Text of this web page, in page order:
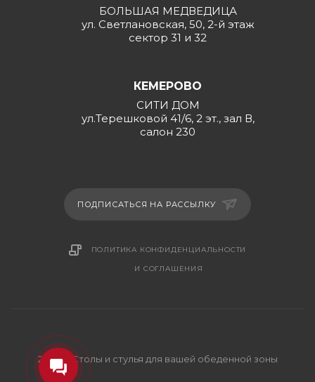
БОЛЬШАЯ МЕДВЕДИЦА
ул. Светлановская, 50, 2-й этаж
сектор 31 и 32
КЕМЕРОВО
СИТИ ДОМ
ул.Терешковой 41/6, 2 эт., зал В,
салон 230
ПОДПИСАТЬСЯ НА РАССЫЛКУ
ПОЛИТИКА КОНФИДЕНЦИАЛЬНОСТИ
И СОГЛАШЕНИЯ
2026 © Столы и стулья для вашей обеденной зоны